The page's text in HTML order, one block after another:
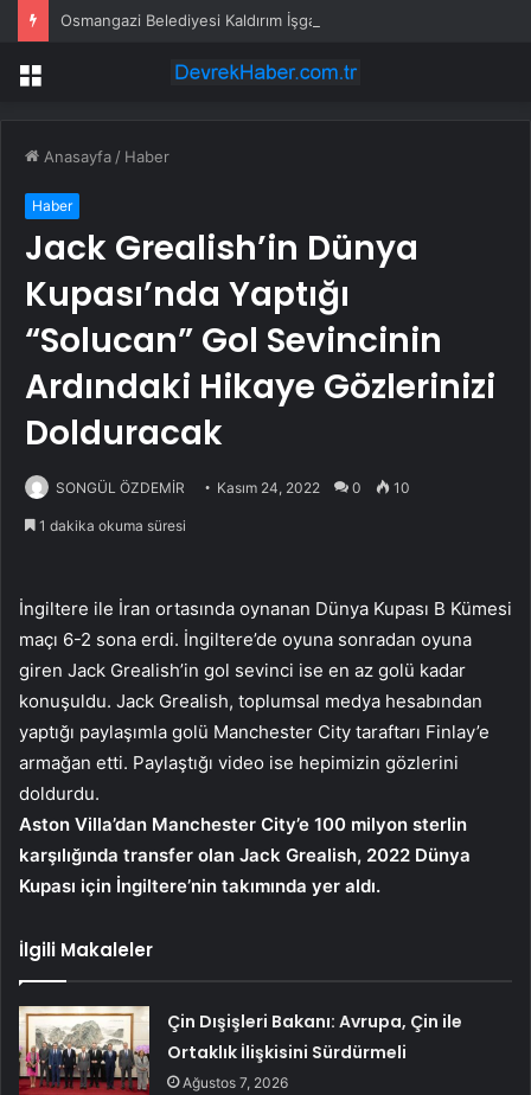
Osmangazi Belediyesi Kaldırım İşgallerine Fırsat Vermiyor
Menü
Anasayfa / Haber
Haber
Jack Grealish’in Dünya
Kupası’nda Yaptığı
“Solucan” Gol Sevincinin
Ardındaki Hikaye Gözlerinizi
Dolduracak
SONGÜL ÖZDEMİR Kasım 24, 2022 0 10
1 dakika okuma süresi
İngiltere ile İran ortasında oynanan Dünya Kupası B Kümesi
maçı 6-2 sona erdi. İngiltere’de oyuna sonradan oyuna
giren Jack Grealish’in gol sevinci ise en az golü kadar
konuşuldu. Jack Grealish, toplumsal medya hesabından
yaptığı paylaşımla golü Manchester City taraftarı Finlay’e
armağan etti. Paylaştığı video ise hepimizin gözlerini
doldurdu.
Aston Villa’dan Manchester City’e 100 milyon sterlin
karşılığında transfer olan Jack Grealish, 2022 Dünya
Kupası için İngiltere’nin takımında yer aldı.
İlgili Makaleler
Çin Dışişleri Bakanı: Avrupa, Çin ile
Ortaklık İlişkisini Sürdürmeli
Ağustos 7, 2026